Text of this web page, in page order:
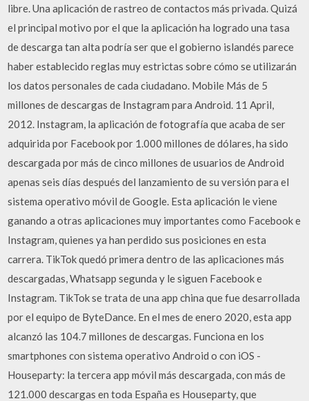
libre. Una aplicación de rastreo de contactos más privada. Quizá
el principal motivo por el que la aplicación ha logrado una tasa
de descarga tan alta podría ser que el gobierno islandés parece
haber establecido reglas muy estrictas sobre cómo se utilizarán
los datos personales de cada ciudadano. Mobile Más de 5
millones de descargas de Instagram para Android. 11 April,
2012. Instagram, la aplicación de fotografía que acaba de ser
adquirida por Facebook por 1.000 millones de dólares, ha sido
descargada por más de cinco millones de usuarios de Android
apenas seis días después del lanzamiento de su versión para el
sistema operativo móvil de Google. Esta aplicación le viene
ganando a otras aplicaciones muy importantes como Facebook e
Instagram, quienes ya han perdido sus posiciones en esta
carrera. TikTok quedó primera dentro de las aplicaciones más
descargadas, Whatsapp segunda y le siguen Facebook e
Instagram. TikTok se trata de una app china que fue desarrollada
por el equipo de ByteDance. En el mes de enero 2020, esta app
alcanzó las 104.7 millones de descargas. Funciona en los
smartphones con sistema operativo Android o con iOS -
Houseparty: la tercera app móvil más descargada, con más de
121.000 descargas en toda España es Houseparty, que